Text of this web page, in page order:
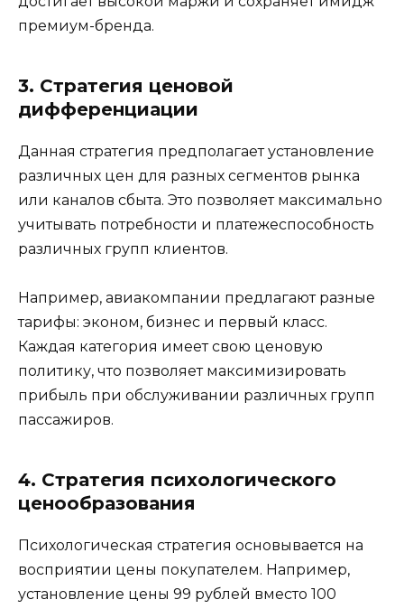
премиум-бренда.
3. Стратегия ценовой
дифференциации
Данная стратегия предполагает установление
различных цен для разных сегментов рынка
или каналов сбыта. Это позволяет максимально
учитывать потребности и платежеспособность
различных групп клиентов.
Например, авиакомпании предлагают разные
тарифы: эконом, бизнес и первый класс.
Каждая категория имеет свою ценовую
политику, что позволяет максимизировать
прибыль при обслуживании различных групп
пассажиров.
4. Стратегия психологического
ценообразования
Психологическая стратегия основывается на
восприятии цены покупателем. Например,
установление цены 99 рублей вместо 100